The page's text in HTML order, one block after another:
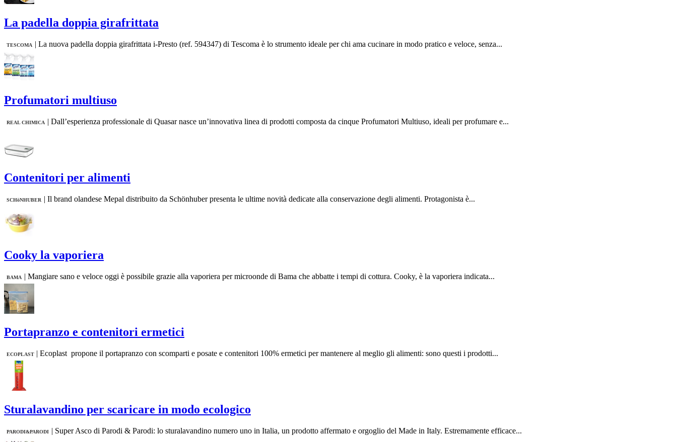
La padella doppia girafrittata
TESCOMA | La nuova padella doppia girafrittata i-Presto (ref. 594347) di Tescoma è lo strumento ideale per chi ama cucinare in modo pratico e veloce, senza...
Profumatori multiuso
REAL CHIMICA | Dall’esperienza professionale di Quasar nasce un’innovativa linea di prodotti composta da cinque Profumatori Multiuso, ideali per profumare e...
Contenitori per alimenti
SCHöNHUBER | Il brand olandese Mepal distribuito da Schönhuber presenta le ultime novità dedicate alla conservazione degli alimenti. Protagonista è...
Cooky la vaporiera
BAMA | Mangiare sano e veloce oggi è possibile grazie alla vaporiera per microonde di Bama che abbatte i tempi di cottura. Cooky, è la vaporiera indicata...
Portapranzo e contenitori ermetici
ECOPLAST | Ecoplast propone il portapranzo con scomparti e posate e contenitori 100% ermetici per mantenere al meglio gli alimenti: sono questi i prodotti...
Sturalavandino per scaricare in modo ecologico
PARODI&PARODI | Super Asco di Parodi & Parodi: lo sturalavandino numero uno in Italia, un prodotto affermato e orgoglio del Made in Italy. Estremamente efficace...